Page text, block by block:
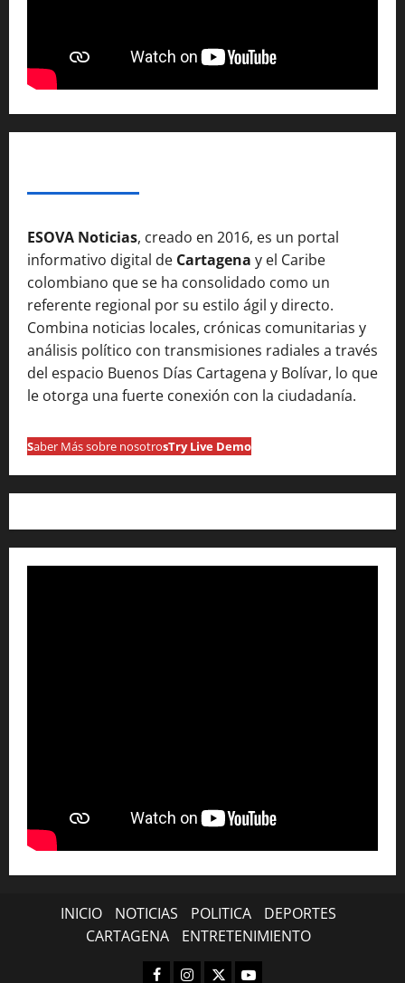
ESOVA Noticias, creado en 2016, es un portal
informativo digital de Cartagena y el Caribe
colombiano que se ha consolidado como un
referente regional por su estilo ágil y directo.
Combina noticias locales, crónicas comunitarias y
análisis político con transmisiones radiales a través
del espacio Buenos Días Cartagena y Bolívar, lo que
le otorga una fuerte conexión con la ciudadanía.
Saber Más sobre nosotrosTry Live Demo
INICIO NOTICIAS POLITICA
DEPORTES
CARTAGENA
ENTRETENIMIENTO
Facebook
Instagram
X YouTube